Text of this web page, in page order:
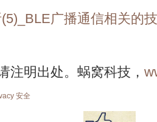
广播通信相关的
注明出处。蜗窝科技，
安全